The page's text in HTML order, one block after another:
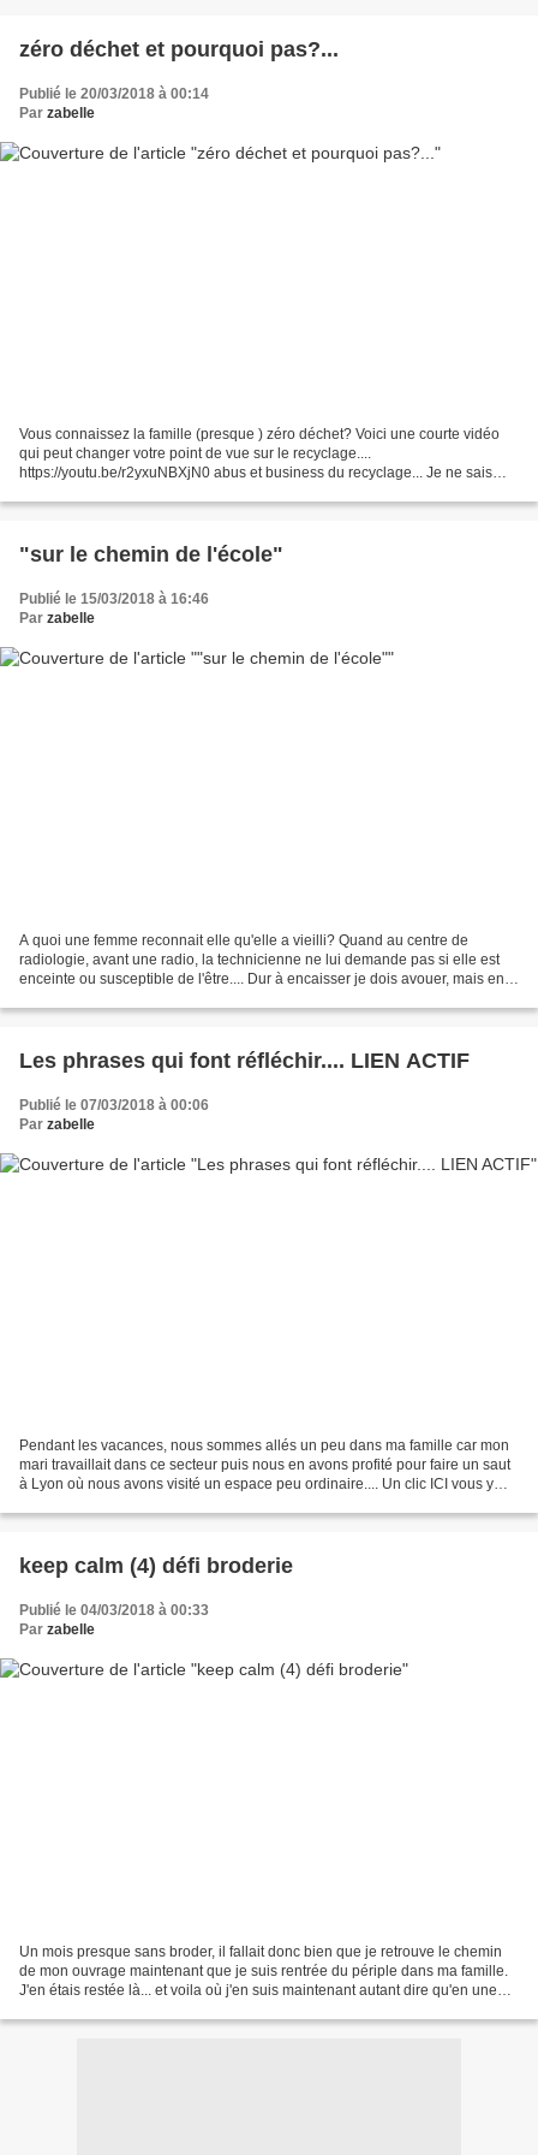
zéro déchet et pourquoi pas?...
Publié le 20/03/2018 à 00:14
Par zabelle
Vous connaissez la famille (presque ) zéro déchet? Voici une courte vidéo
qui peut changer votre point de vue sur le recyclage....
https://youtu.be/r2yxuNBXjN0 abus et business du recyclage... Je ne sais
"sur le chemin de l'école"
Publié le 15/03/2018 à 16:46
Par zabelle
A quoi une femme reconnait elle qu'elle a vieilli? Quand au centre de
radiologie, avant une radio, la technicienne ne lui demande pas si elle est
enceinte ou susceptible de l'être.... Dur à encaisser je dois avouer, mais en
Les phrases qui font réfléchir.... LIEN ACTIF
Publié le 07/03/2018 à 00:06
Par zabelle
Pendant les vacances, nous sommes allés un peu dans ma famille car mon
mari travaillait dans ce secteur puis nous en avons profité pour faire un saut
à Lyon où nous avons visité un espace peu ordinaire.... Un clic ICI vous y
keep calm (4) défi broderie
Publié le 04/03/2018 à 00:33
Par zabelle
Un mois presque sans broder, il fallait donc bien que je retrouve le chemin
de mon ouvrage maintenant que je suis rentrée du périple dans ma famille.
J'en étais restée là... et voila où j'en suis maintenant autant dire qu'en une